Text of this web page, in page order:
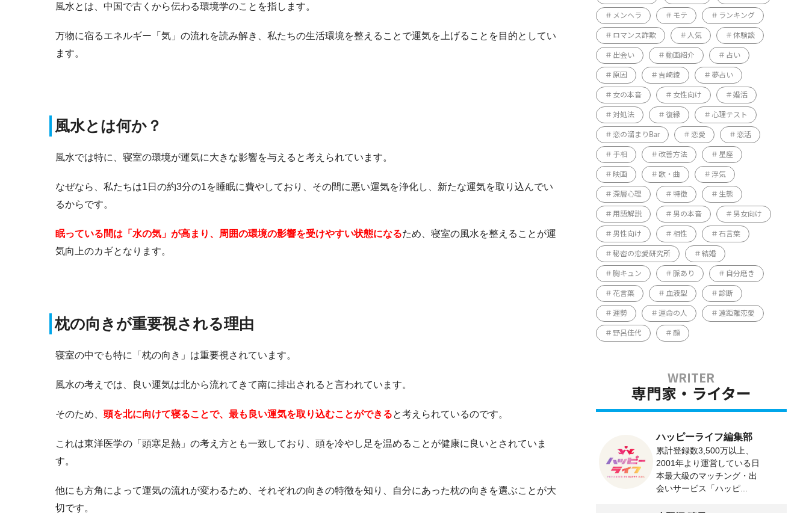
風水とは、中国で古くから伝わる環境学のことを指します。
万物に宿るエネルギー「気」の流れを読み解き、私たちの生活環境を整えることで運気を上げることを目的としてい
ます。
風水とは何か？
風水では特に、寝室の環境が運気に大きな影響を与えると考えられています。
なぜなら、私たちは1日の約3分の1を睡眠に費やしており、その間に悪い運気を浄化し、新たな運気を取り込んでい
るからです。
眠っている間は「水の気」が高まり、周囲の環境の影響を受けやすい状態になるため、寝室の風水を整えることが運
気向上のカギとなります。
枕の向きが重要視される理由
寝室の中でも特に「枕の向き」は重要視されています。
風水の考えでは、良い運気は北から流れてきて南に排出されると言われています。
そのため、 頭を北に向けて寝ることで、最も良い運気を取り込むことができると考えられているのです。
これは東洋医学の「頭寒足熱」の考え方とも一致しており、頭を冷やし足を温めることが健康に良いとされていま
す。
他にも方角によって運気の流れが変わるため、それぞれの向きの特徴を知り、自分にあった枕の向きを選ぶことが大
切です。
メンヘラ モテ ランキング
ロマンス詐欺 人気 体験談
出会い 動画紹介 占い
原因 吉崎綾 夢占い
女の本音 女性向け 婚活
対処法 復縁 心理テスト
恋の溜まりBar 恋愛 恋活
手相 改善方法 星座
映画 歌・曲 浮気
深層心理 特徴 生態
用語解説 男の本音 男女向け
男性向け 相性 石言葉
秘密の恋愛研究所 結婚
胸キュン 脈あり 自分磨き
花言葉 血液型 診断
運勢 運命の人 遠距離恋愛
野呂佳代 顔
専門家・ライター
ハッピーライフ編集部
累計登録数3,500万以上、
2001年より運営している日
本最大級のマッチング・出
会いサービス「ハッピ...